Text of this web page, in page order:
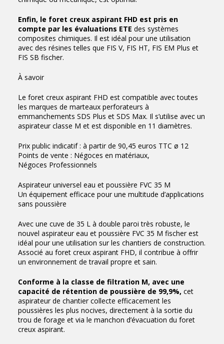
Enfin, le foret creux aspirant FHD est pris en
compte par les évaluations ETE des systèmes
composites chimiques. Il est idéal pour une utilisation
avec des résines telles que FIS V, FIS HT, FIS EM Plus et
FIS SB fischer.
À savoir
Le foret creux aspirant FHD est compatible avec toutes
les marques de marteaux perforateurs à
emmanchements SDS Plus et SDS Max. Il s’utilise avec un
aspirateur classe M et est disponible en 11 diamètres.
Prix public indicatif : à partir de 90,45 euros TTC ø 12
Points de vente : Négoces en matériaux,
Négoces Professionnels
Aspirateur universel eau et poussière FVC 35 M
Un équipement efficace pour une multitude d’applications
sans poussière
Avec une cuve de 35 L à double paroi très robuste, le
nouvel aspirateur eau et poussière FVC 35 M fischer est
idéal pour une utilisation sur les chantiers de construction.
Associé au foret creux aspirant FHD, il contribue à offrir
un environnement de travail propre et sain.
Conforme à la classe de filtration M, avec une
capacité de rétention de poussière de 99,9%, cet
aspirateur de chantier collecte efficacement les
poussières les plus nocives, directement à la sortie du
trou de forage et via le manchon d’évacuation du foret
creux aspirant.